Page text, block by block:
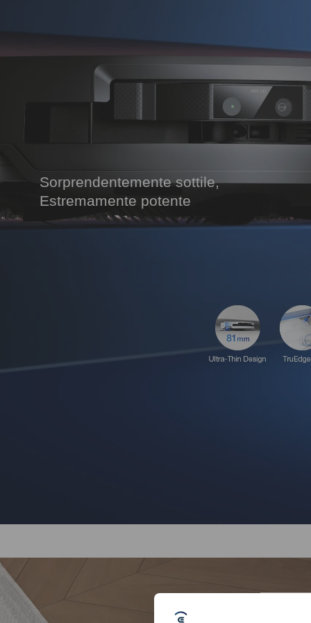
Sorprendentemente sottile,
Estremamente potente